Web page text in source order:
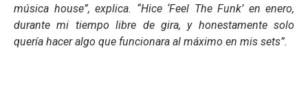
música house”, explica. “Hice ‘Feel The Funk’ en enero,
durante mi tiempo libre de gira, y honestamente solo
quería hacer algo que funcionara al máximo en mis sets”.